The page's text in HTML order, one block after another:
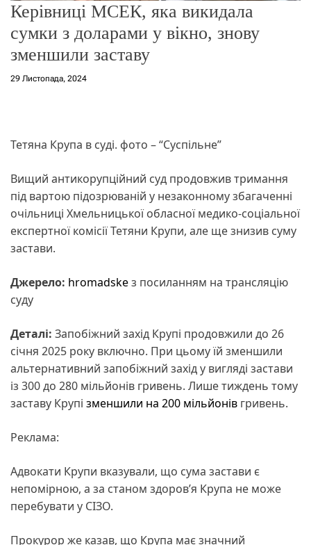
Керівниці МСЕК, яка викидала
сумки з доларами у вікно, знову
зменшили заставу
29 Листопада, 2024
Тетяна Крупа в суді. фото – “Суспільне”
Вищий антикорупційний суд продовжив тримання
під вартою підозрюваній у незаконному збагаченні
очільниці Хмельницької обласної медико-соціальної
експертної комісії Тетяни Крупи, але ще знизив суму
застави.
Джерело: hromadskeз посиланням на трансляцію
суду
Деталі: Запобіжний захід Крупі продовжили до 26
січня 2025 року включно. При цьому їй зменшили
альтернативний запобіжний захід у вигляді застави
із 300 до 280 мільйонів гривень. Лише тиждень тому
заставу Крупі зменшили на 200 мільйонів гривень.
Реклама:
Адвокати Крупи вказували, що сума застави є
непомірною, а за станом здоров’я Крупа не може
перебувати у СІЗО.
Прокурор же казав, що Крупа має значний